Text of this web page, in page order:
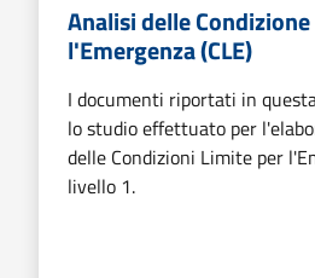
Analisi delle
l'Emergenza (CLE)
I documenti riportati in
lo studio effettuato per
delle Condizioni Limite per
livello 1.